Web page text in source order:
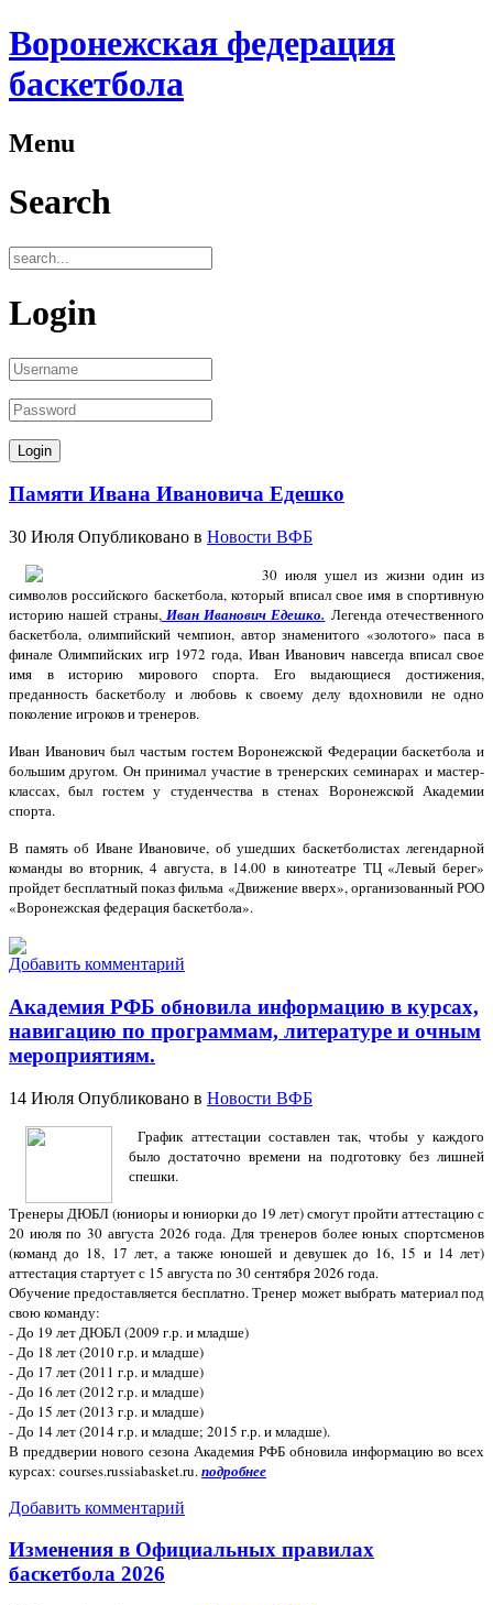
Воронежская федерация
баскетбола
Menu
Search
Login
Памяти Ивана Ивановича Едешко
30 Июля Опубликовано в Новости ВФБ
30 июля ушел из жизни один из
символов российского баскетбола, который вписал свое имя в спортивную
историю нашей страны,Иван Иванович Едешко. Легенда отечественного
баскетбола, олимпийский чемпион, автор знаменитого «золотого» паса в
финале Олимпийских игр 1972 года, Иван Иванович навсегда вписал свое
имя в историю мирового спорта. Его выдающиеся достижения,
преданность баскетболу и любовь к своему делу вдохновили не одно
поколение игроков и тренеров.
Иван Иванович был частым гостем Воронежской Федерации баскетбола и
большим другом. Он принимал участие в тренерских семинарах и мастер-
классах, был гостем у студенчества в стенах Воронежской Академии
спорта.
️В память об Иване Ивановиче, об ушедших баскетболистах легендарной
команды во вторник, 4 августа, в 14.00 в кинотеатре ТЦ «Левый берег»
пройдет бесплатный показ фильма «Движение вверх», организованный РОО
«Воронежская федерация баскетбола».
Добавить комментарий
Академия РФБ обновила информацию в курсах,
навигацию по программам, литературе и очным
мероприятиям.
14 Июля Опубликовано в Новости ВФБ
График аттестации составлен так, чтобы у каждого
было достаточно времени на подготовку без лишней
спешки.
Тренеры ДЮБЛ (юниоры и юниорки до 19 лет) смогут пройти аттестацию с
20 июля по 30 августа 2026 года. Для тренеров более юных спортсменов
(команд до 18, 17 лет, а также юношей и девушек до 16, 15 и 14 лет)
аттестация стартует с 15 августа по 30 сентября 2026 года.
Обучение предоставляется бесплатно. Тренер может выбрать материал под
свою команду:
- До 19 лет ДЮБЛ (2009 г.р. и младше)
- До 18 лет (2010 г.р. и младше)
- До 17 лет (2011 г.р. и младше)
- До 16 лет (2012 г.р. и младше)
- До 15 лет (2013 г.р. и младше)
- До 14 лет (2014 г.р. и младше; 2015 г.р. и младше).
В преддверии нового сезона Академия РФБ обновила информацию во всех
курсах: courses.russiabasket.ru. подробнее
Добавить комментарий
Изменения в Официальных правилах
баскетбола 2026